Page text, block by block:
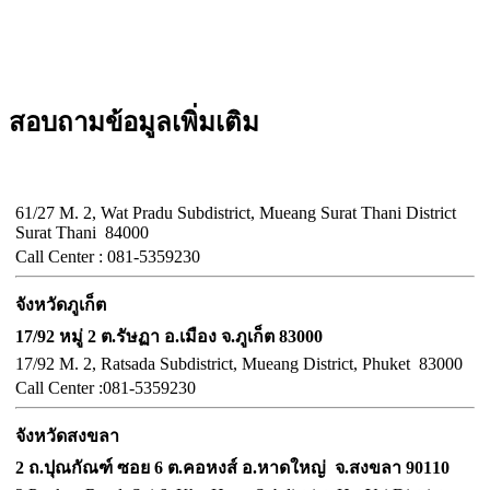
สอบถามข้อมูลเพิ่มเติม
61/27 M. 2, Wat Pradu Subdistrict, Mueang Surat Thani District
Surat Thani 84000
Call Center : 081-5359230
จังหวัดภูเก็ต
17/92 หมู่ 2 ต.รัษฏา อ.เมือง จ.ภูเก็ต 83000
17/92 M. 2, Ratsada Subdistrict, Mueang District, Phuket 83000
Call Center :081-5359230
จังหวัดสงขลา
2 ถ.ปุณกัณฑ์ ซอย 6 ต.คอหงส์ อ.หาดใหญ่ จ.สงขลา 90110